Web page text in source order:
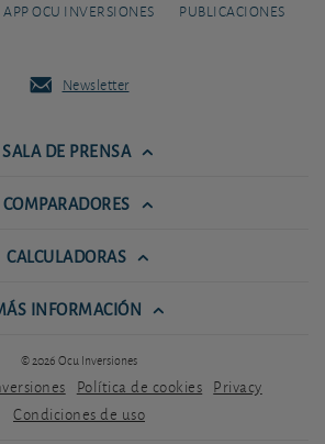
APP OCU INVERSIONES PUBLICACIONES
Newsletter
SALA DE PRENSA
COMPARADORES
CALCULADORAS
INFORMACIÓN
© 2026 Ocu Inversiones
Política de cookies Privacy
Condiciones de uso